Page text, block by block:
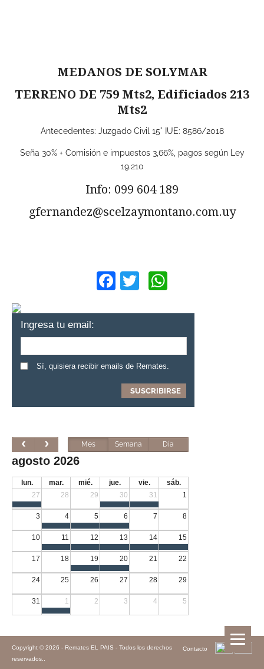
MEDANOS DE SOLYMAR
TERRENO DE 759 Mts2, Edificiados 213
Mts2
Antecedentes: Juzgado Civil 15° IUE: 8586/2018
Seña 30% + Comisión e impuestos 3,66%, pagos según Ley
19.210
Info: 099 604 189
gfernandez@scelzaymontano.com.uy
Facebook
Twitter
Ingresa tu email:
Sí, quisiera recibir emails de Remates.
Mes Semana Día
agosto 2026
lun. mar. mié. jue. vie.
sáb.
27
28 29 30 31 1
3 4 5 6 7 8
10 11 12 13 14 15
17 18 19 20 21 22
24 25 26 27 28 29
31 1 2 3 4 5
Contacto
Copyright © 2026 - Remates EL PAIS - Todos los derechos
reservados.